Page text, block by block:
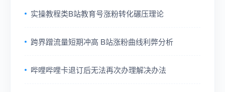
实操教程类B站教育号涨粉转化碾压理论
跨界蹭流量短期冲高 B站涨粉曲线利弊分析
哔哩哔哩卡退订后无法再次办理解决办法